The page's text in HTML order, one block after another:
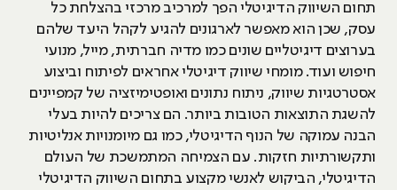
תחום השיווק הדיגיטלי הפך למרכיב מרכזי בהצלחת כל
עסק, שכן הוא מאפשר לארגונים להגיע לקהל היעד שלהם
בערוצים דיגיטליים שונים כמו מדיה חברתית, מייל, מנועי
חיפוש ועוד. מומחי שיווק דיגיטלי אחראים לפיתוח וביצוע
אסטרטגיות שיווק, ניתוח נתונים ואופטימיזציה של קמפיינים
להשגת התוצאות הטובות ביותר. הם צריכים להיות בעלי
הבנה עמוקה של הנוף הדיגיטלי, כמו גם מיומנויות אנליטיות
ותקשורתיות חזקות. עם הצמיחה המתמשכת של העולם
הדיגיטלי, הביקוש לאנשי מקצוע בתחום השיווק הדיגיטלי